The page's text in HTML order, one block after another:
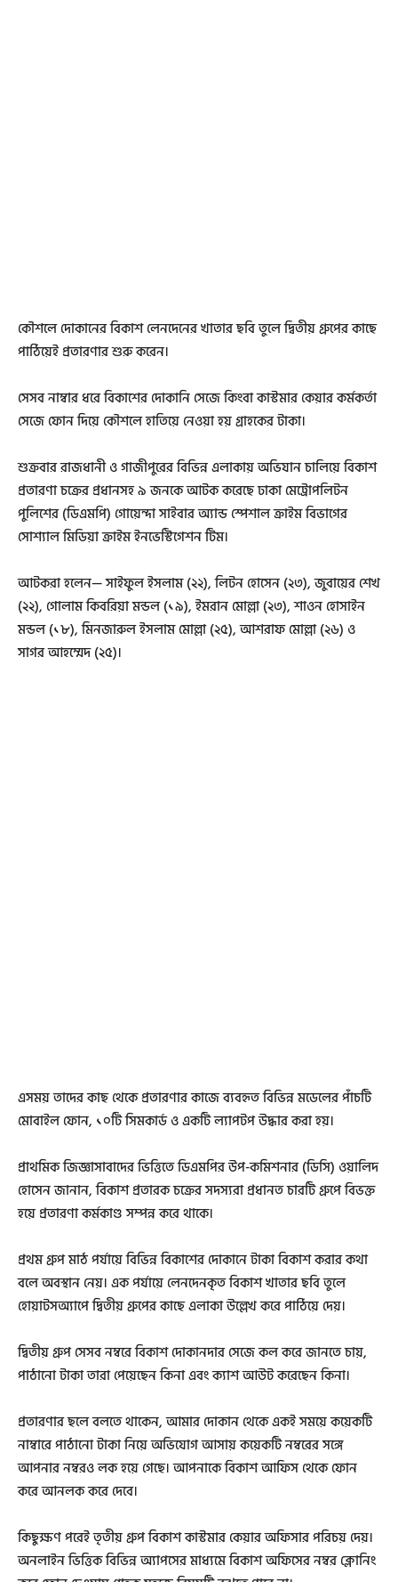
কৌশলে দোকানের বিকাশ লেনদেনের খাতার ছবি তুলে দ্বিতীয় গ্রুপের কাছে
পাঠিয়েই প্রতারণার শুরু করেন।
সেসব নাম্বার ধরে বিকাশের দোকানি সেজে কিংবা কাস্টমার কেয়ার কর্মকর্তা
সেজে ফোন দিয়ে কৌশলে হাতিয়ে নেওয়া হয় গ্রাহকের টাকা।
শুক্রবার রাজধানী ও গাজীপুরের বিভিন্ন এলাকায় অভিযান চালিয়ে বিকাশ
প্রতারণা চক্রের প্রধানসহ ৯ জনকে আটক করেছে ঢাকা মেট্রোপলিটন
পুলিশের (ডিএমপি) গোয়েন্দা সাইবার অ্যান্ড স্পেশাল ক্রাইম বিভাগের
সোশ্যাল মিডিয়া ক্রাইম ইনভেস্টিগেশন টিম।
আটকরা হলেন— সাইফুল ইসলাম (২২), লিটন হোসেন (২৩), জুবায়ের শেখ
(২২), গোলাম কিবরিয়া মন্ডল (১৯), ইমরান মোল্লা (২৩), শাওন হোসাইন
মন্ডল (১৮), মিনজারুল ইসলাম মোল্লা (২৫), আশরাফ মোল্লা (২৬) ও
সাগর আহম্মেদ (২৫)।
এসময় তাদের কাছ থেকে প্রতারণার কাজে ব্যবহৃত বিভিন্ন মডেলের পাঁচটি
মোবাইল ফোন, ১০টি সিমকার্ড ও একটি ল্যাপটপ উদ্ধার করা হয়।
প্রাথমিক জিজ্ঞাসাবাদের ভিত্তিতে ডিএমপির উপ-কমিশনার (ডিসি) ওয়ালিদ
হোসেন জানান, বিকাশ প্রতারক চক্রের সদস্যরা প্রধানত চারটি গ্রুপে বিভক্ত
হয়ে প্রতারণা কর্মকাণ্ড সম্পন্ন করে থাকে।
প্রথম গ্রুপ মাঠ পর্যায়ে বিভিন্ন বিকাশের দোকানে টাকা বিকাশ করার কথা
বলে অবস্থান নেয়। এক পর্যায়ে লেনদেনকৃত বিকাশ খাতার ছবি তুলে
হোয়াটসঅ্যাপে দ্বিতীয় গ্রুপের কাছে এলাকা উল্লেখ করে পাঠিয়ে দেয়।
দ্বিতীয় গ্রুপ সেসব নম্বরে বিকাশ দোকানদার সেজে কল করে জানতে চায়,
পাঠানো টাকা তারা পেয়েছেন কিনা এবং ক্যাশ আউট করেছেন কিনা।
প্রতারণার ছলে বলতে থাকেন, আমার দোকান থেকে একই সময়ে কয়েকটি
নাম্বারে পাঠানো টাকা নিয়ে অভিযোগ আসায় কয়েকটি নম্বরের সঙ্গে
আপনার নম্বরও লক হয়ে গেছে। আপনাকে বিকাশ আফিস থেকে ফোন
করে আনলক করে দেবে।
কিছুক্ষণ পরেই তৃতীয় গ্রুপ বিকাশ কাস্টমার কেয়ার অফিসার পরিচয় দেয়।
অনলাইন ভিত্তিক বিভিন্ন অ্যাপসের মাধ্যমে বিকাশ অফিসের নম্বর ক্লোনিং